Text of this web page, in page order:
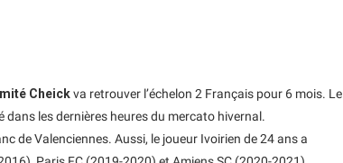
Cheickva retrouver l’échelon 2 Français pour 6 mois. Le
dans les dernières heures du mercato hivernal.
de Valenciennes. Aussi, le joueur Ivoirien de 24 ans a